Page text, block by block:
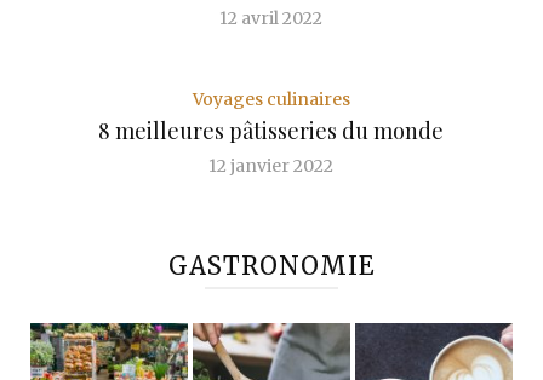
12 avril 2022
Voyages culinaires
8 meilleures pâtisseries du monde
12 janvier 2022
GASTRONOMIE